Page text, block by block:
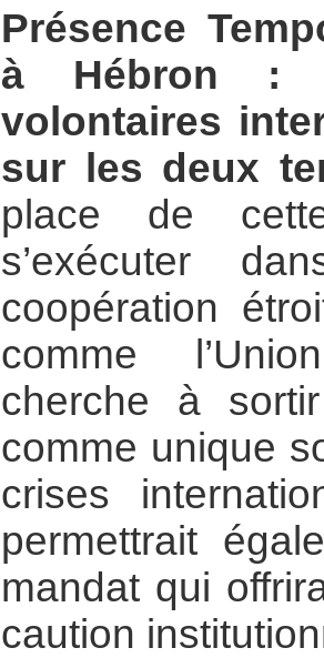
Présence
à Hébron :
volontaires
sur les deux
place de
s’exécuter
coopération
comme
cherche à
comme unique
crises
permettrait
mandat qui
caution